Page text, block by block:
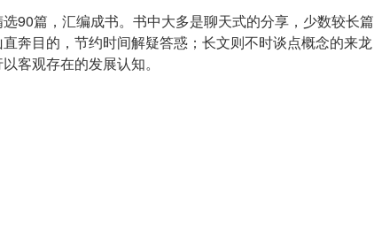
90篇，汇编成书。书中大多是聊天式的分享，少数较长篇
奔目的，节约时间解疑答惑；长文则不时谈点概念的来龙
客观存在的发展认知。